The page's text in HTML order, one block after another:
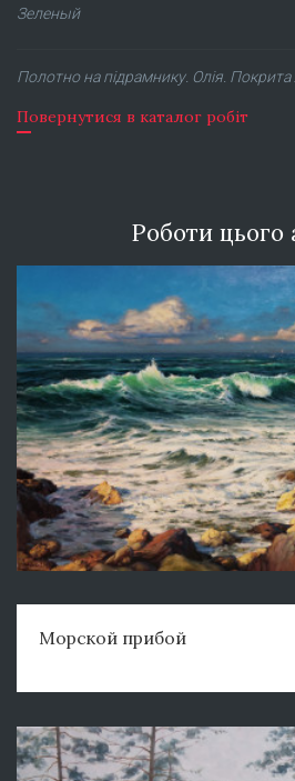
Зеленый
Полотно на підрамнику. Олія. Покрита
Повернутися в каталог робіт
Роботи цього
Морской прибой